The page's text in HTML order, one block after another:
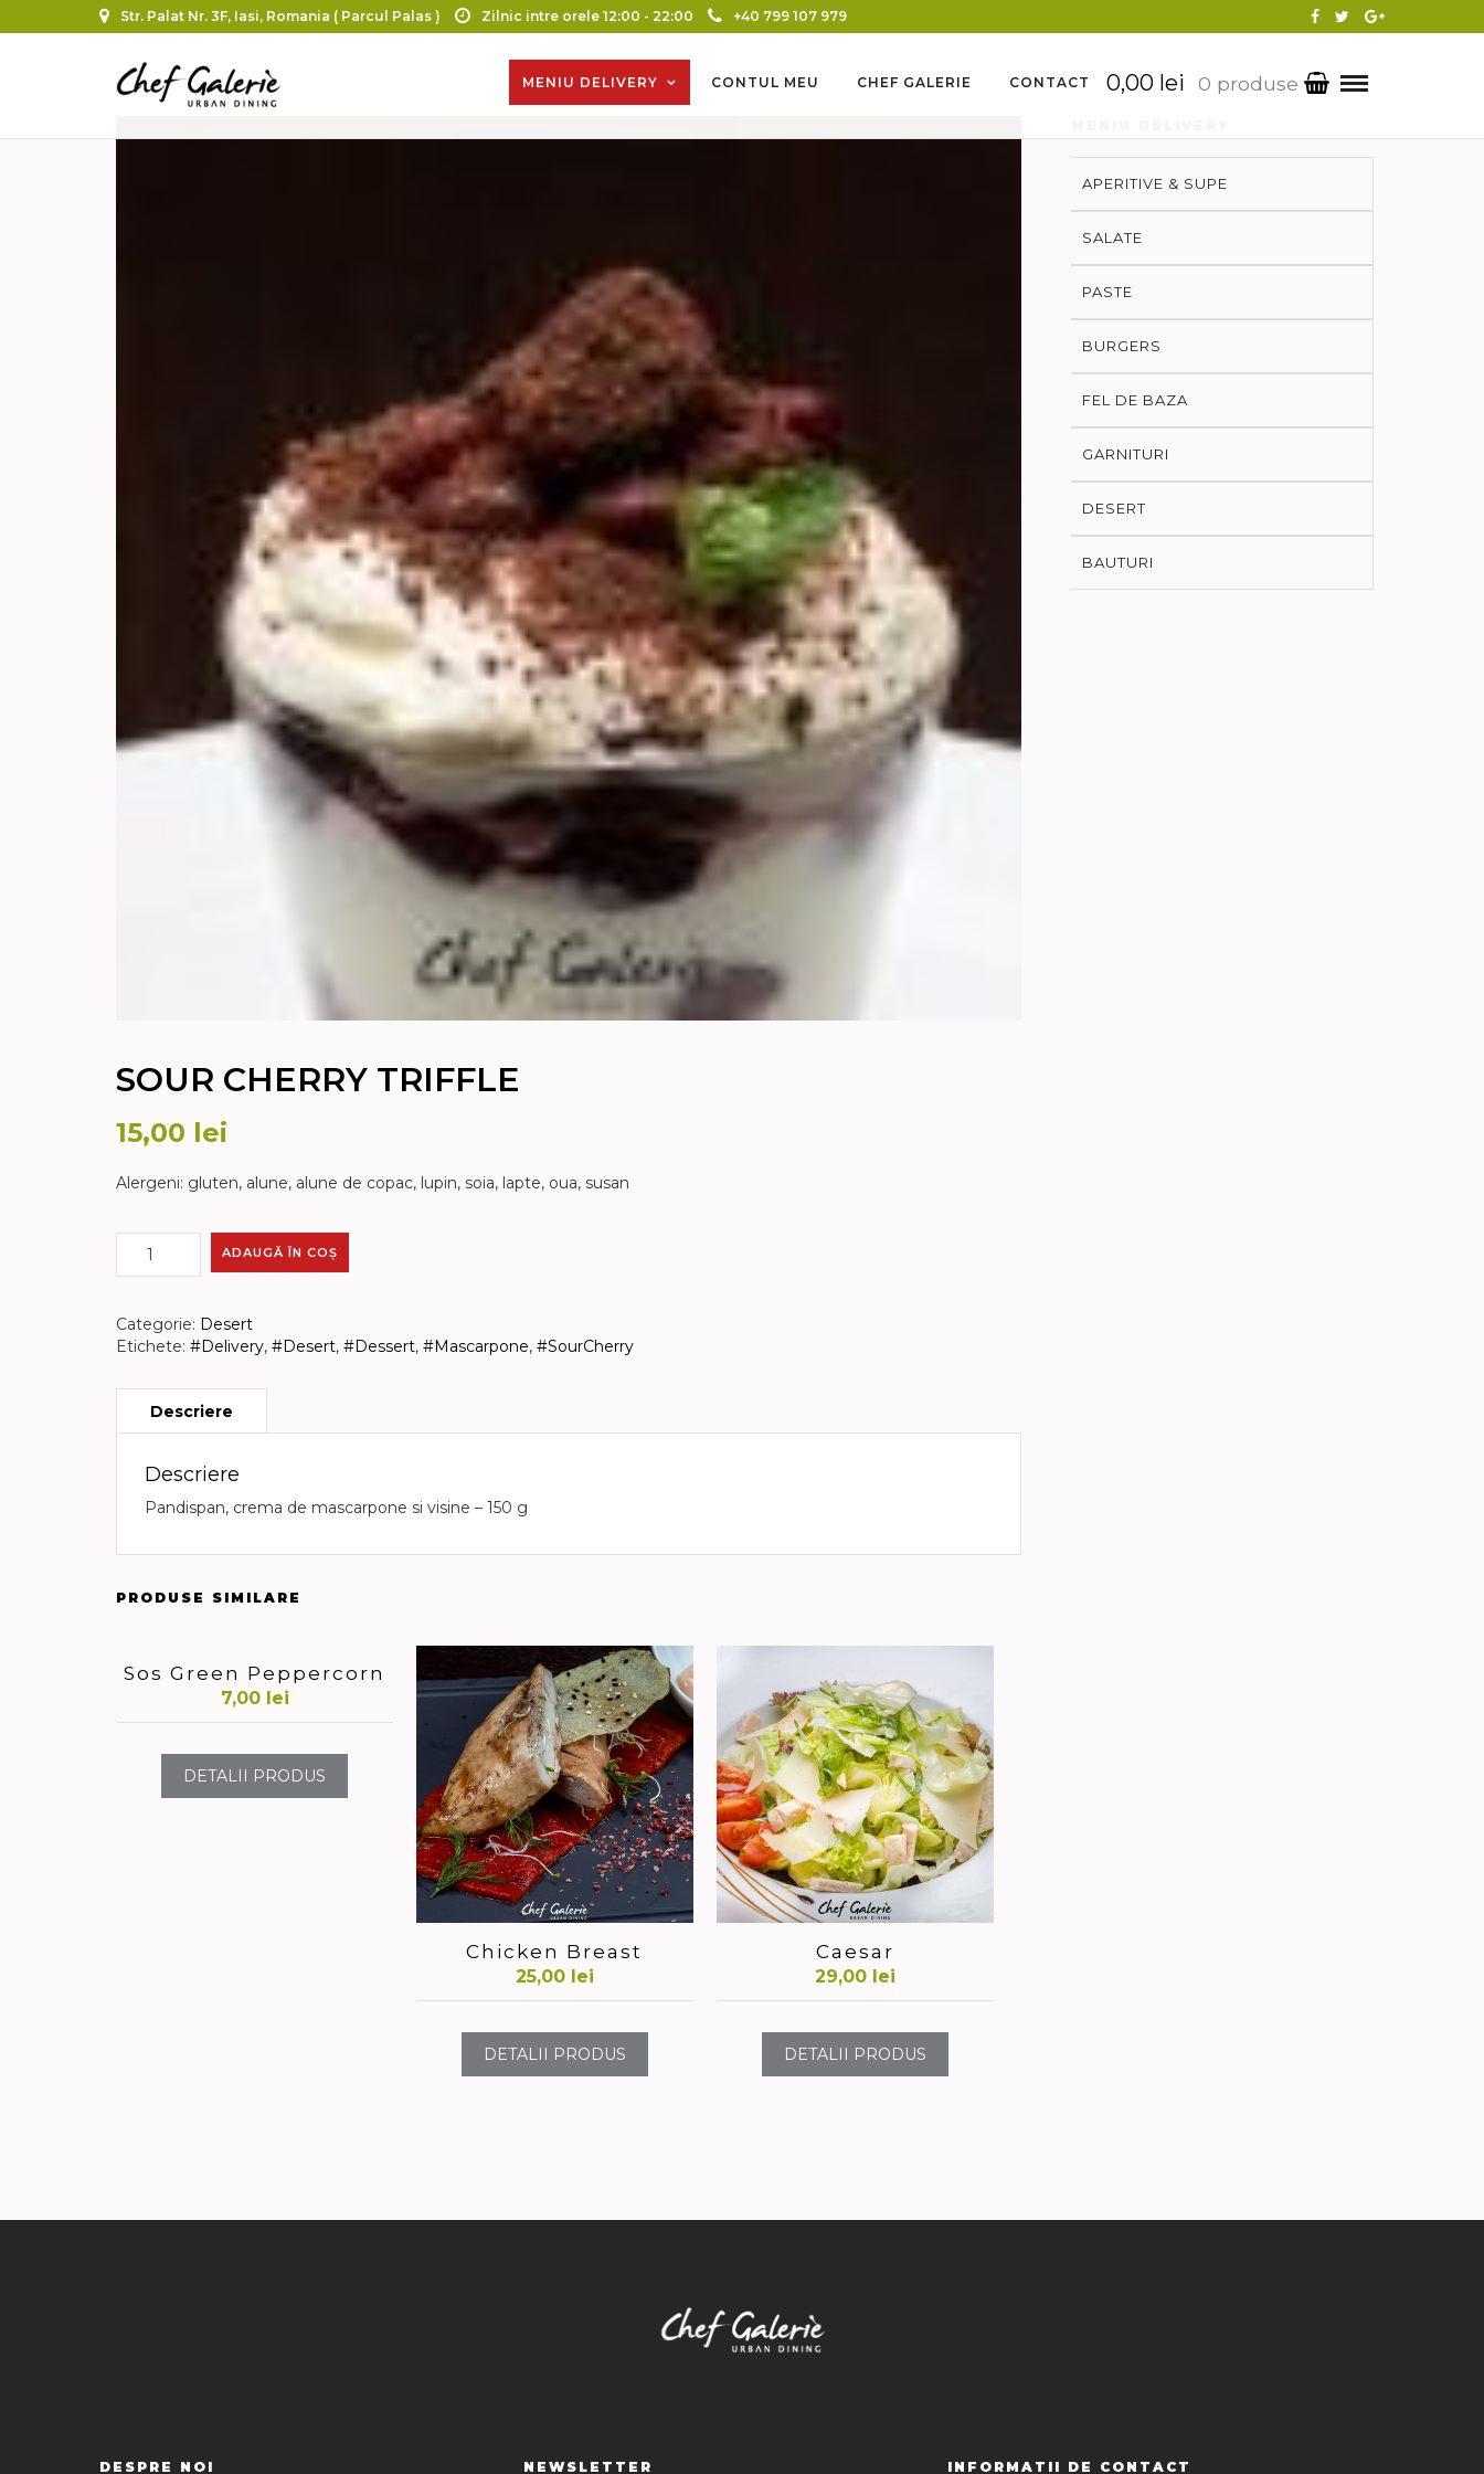
Str. Palat Nr. 3F, Iasi, Romania ( Parcul Palas ) Zilnic intre orele 12:00 - 22:00 +40 799 107 979
0,00 lei 0 produse
MENIU DELIVERY CONTUL MEU CHEF GALERIE CONTACT
SOUR CHERRY TRIFFLE
15,00 lei
Alergeni: gluten, alune, alune de copac, lupin, soia, lapte, oua, susan
SOUR
CHERRY
ADAUGĂ ÎN COȘ
Categorie: Desert
Etichete: #Delivery, #Desert, #Dessert, #Mascarpone, #SourCherry
Descriere
Pandispan, crema de mascarpone si visine – 150 g
PRODUSE SIMILARE
Sos Green Peppercorn
7,00 lei
DETALII PRODUS
Chicken Breast
25,00 lei
DETALII PRODUS
Caesar
29,00 lei
DETALII PRODUS
APERITIVE & SUPE
SALATE
PASTE
BURGERS
FEL DE BAZA
GARNITURI
DESERT
BAUTURI
DESPRE NOI NEWSLETTER INFORMATII DE CONTACT